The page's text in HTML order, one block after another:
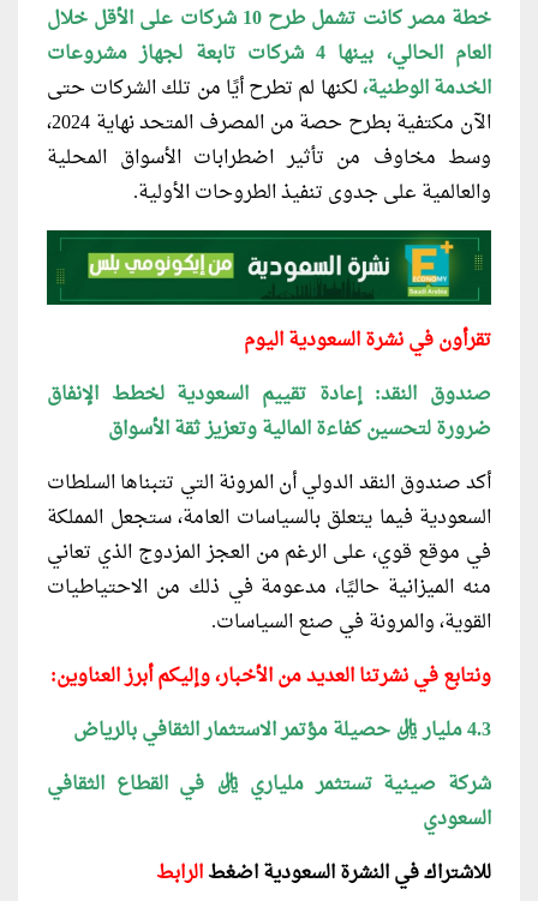
خطة مصر كانت تشمل طرح 10
شركات على الأقل خلال
العام الحالي، بينها 4 شركات تابعة لجهاز مشروعات
الخدمة الوطنية،لكنها لم تطرح أيًا من تلك الشركات حتى
الآن مكتفية بطرح حصة من المصرف المتحد نهاية 2024،
وسط مخاوف من تأثير اضطرابات الأسواق المحلية
والعالمية على جدوى تنفيذ الطروحات الأولية.
تقرأون في نشرة السعودية اليوم
صندوق النقد: إعادة تقييم السعودية لخطط الإنفاق
ضرورة لتحسين كفاءة المالية وتعزيز ثقة الأسواق
أكد صندوق النقد الدولي أن المرونة التي تتبناها السلطات
السعودية فيما يتعلق بالسياسات العامة، ستجعل المملكة
في موقع قوي، على الرغم من العجز المزدوج الذي تعاني
منه الميزانية حاليًا، مدعومة في ذلك من الاحتياطيات
القوية، والمرونة في صنع السياسات.
ونتابع في نشرتنا العديد من الأخبار، وإليكم أبرز العناوين:
4.3 مليار ريال حصيلة مؤتمر الاستثمار الثقافي بالرياض
شركة صينية تستثمر ملياري ريال في القطاع الثقافي
السعودي
للاشتراك فيالنشرة السعوديةاضغطالرابط